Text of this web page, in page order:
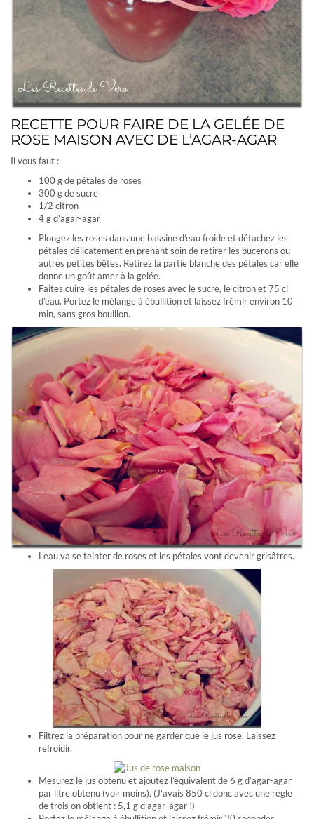
RECETTE POUR FAIRE DE LA GELÉE DE
ROSE MAISON AVEC DE L’AGAR-AGAR
Il vous faut :
100 g de pétales de roses
300 g de sucre
1/2 citron
4 g d’agar-agar
Plongez les roses dans une bassine d’eau froide et détachez les
pétales délicatement en prenant soin de retirer les pucerons ou
autres petites bêtes. Retirez la partie blanche des pétales car elle
donne un goût amer à la gelée.
Faites cuire les pétales de roses avec le sucre, le citron et 75 cl
d’eau. Portez le mélange à ébullition et laissez frémir environ 10
min, sans gros bouillon.
L’eau va se teinter de roses et les pétales vont devenir grisâtres.
Filtrez la préparation pour ne garder que le jus rose. Laissez
refroidir.
Mesurez le jus obtenu et ajoutez l’équivalent de 6 g d’agar-agar
par litre obtenu (voir moins). (J’avais 850 cl donc avec une règle
de trois on obtient : 5,1 g d’agar-agar !)